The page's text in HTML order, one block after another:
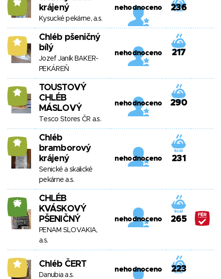
10
krájený
Kysucké pekárne, a.s.
nehodnoceno 236
9
Chléb pšeničný
bílý
Jozef Janík BAKER-
PEKÁREŇ
nehodnoceno 217
11
TOUSTOVÝ
CHLÉB
MÁSLOVÝ
Tesco Stores ČR a.s.
nehodnoceno 290
13
Chléb
bramborový
krájený
Senické a skalické
pekárne a.s.
nehodnoceno 231
25
CHLÉB
KVÁSKOVÝ
PŠENIČNÝ
PENAM SLOVAKIA,
a.s.
nehodnoceno 265
8 Chléb ČERT
Danubia a.s.
nehodnoceno 223